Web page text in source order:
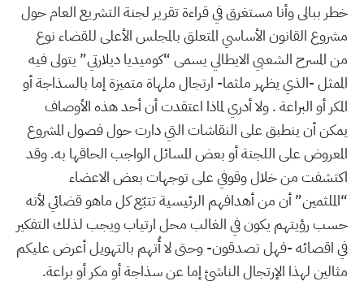
خطر ببالى وأنا مستغرق في قراءة تقرير لجنة التشريع العام حول
مشروع القانون الأساسي المتعلق بالمجلس الأعلى للقضاء نوع
من المسرح الشعبي الايطالي يسمى “كوميديا ديلارتي” يتولى فيه
الممثل -الذي يظهر ملثما- ارتجال ملهاة متميزة إما بالسذاجة أو
المكر أو البراعة . ولا أدري لماذا اعتقدت أن أحد هذه الأوصاف
يمكن أن ينطبق على النقاشات التي دارت حول فصول المشروع
المعروض على اللجنة أو بعض المسائل الواجب الحاقها به. وقد
اكتشفت من خلال وقوفي على توجهات بعض الاعضاء
“الملثمين” أن من أهدافهم الرئيسية تتبّع كل ماهو قضائي لأنه
حسب رؤيتهم يكون في الغالب محل ارتياب ويجب لذلك التفكير
في اقصائه -فهل تصدقون- وحتى لا أُتهم بالتهويل أعرض عليكم
مثالين لهذا الإرتجال الناشئ إما عن سذاجة أو مكر أو براعة.